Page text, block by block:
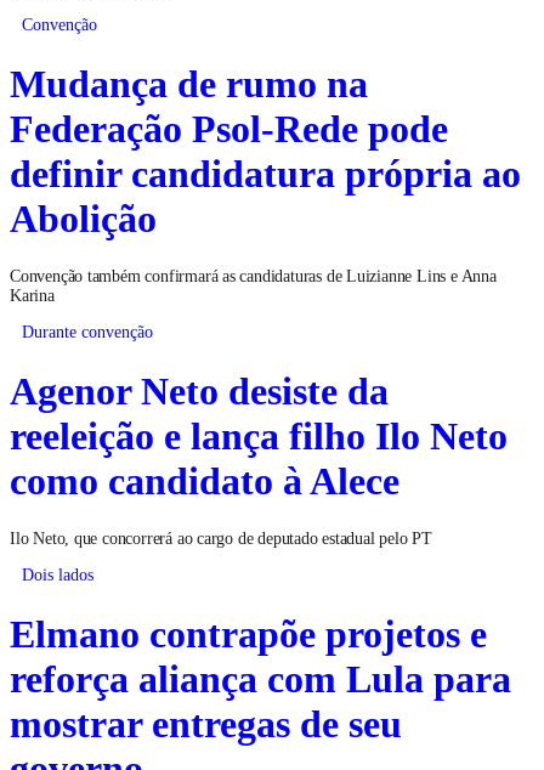
Convenção
Mudança de rumo na
Federação Psol-Rede pode
definir candidatura própria ao
Abolição
Convenção também confirmará as candidaturas de Luizianne Lins e Anna
Karina
Durante convenção
Agenor Neto desiste da
reeleição e lança filho Ilo Neto
como candidato à Alece
Ilo Neto, que concorrerá ao cargo de deputado estadual pelo PT
Dois lados
Elmano contrapõe projetos e
reforça aliança com Lula para
mostrar entregas de seu